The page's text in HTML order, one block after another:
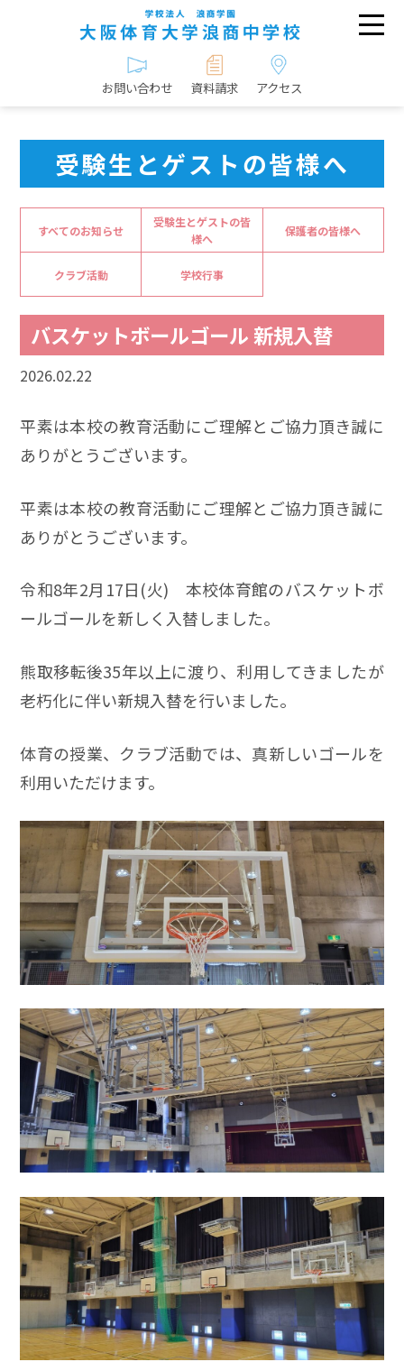
お問い合わせ 資料請求 アクセス
受験生とゲストの皆様へ
すべてのお知らせ
受験生とゲストの皆
様へ
保護者の皆様へ
クラブ活動 学校行事
バスケットボールゴール 新規入替
2026.02.22
平素は本校の教育活動にご理解とご協力頂き誠に
ありがとうございます。
平素は本校の教育活動にご理解とご協力頂き誠に
ありがとうございます。
令和8年2月17日(火) 本校体育館のバスケットボ
ールゴールを新しく入替しました。
熊取移転後35年以上に渡り、利用してきましたが
老朽化に伴い新規入替を行いました。
体育の授業、クラブ活動では、真新しいゴールを
利用いただけます。